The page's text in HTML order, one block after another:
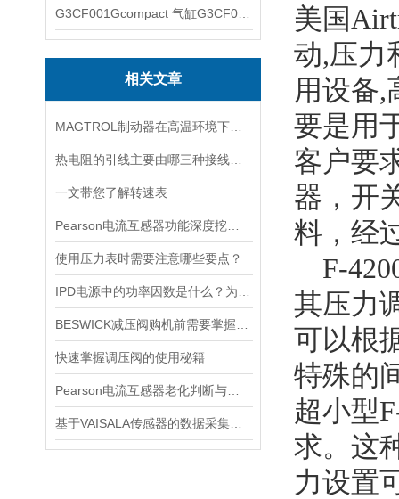
相关文章
一文带您了解转速表
使用压力表时需要注意哪些要点？
快速掌握调压阀的使用秘籍
美国
动,压力
用设备,
要是用
客户要
器，开
料，经
F-
其压力
可以根
特殊的
超小型
求。这
力设置